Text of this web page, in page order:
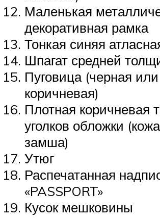
Маленькая
декоративная рамка
Тонкая синяя
Шпагат средней
Пуговица (черная или
коричневая)
Плотная коричневая
уголков обложки
замша)
Утюг
Распечатанная
«PASSPORT»
Кусок мешковины